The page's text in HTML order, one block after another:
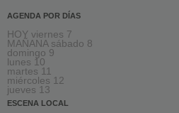
AGENDA POR DÍAS
HOY viernes 7
MAÑANA sábado 8
domingo 9
lunes 10
martes 11
miércoles 12
jueves 13
ESCENA LOCAL